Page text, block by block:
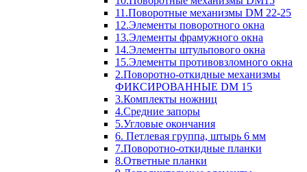
11.Поворотные механизмы DM 22-25
12.Элементы поворотного окна
13.Элементы фрамужного окна
14.Элементы штульпового окна
15.Элементы противовзломного окна
2.Поворотно-откидные механизмы
ФИКСИРОВАННЫЕ DM 15
3.Комплекты ножниц
4.Средние запоры
5.Угловые окончания
6. Петлевая группа, штырь 6 мм
7.Поворотно-откидные планки
8.Ответные планки